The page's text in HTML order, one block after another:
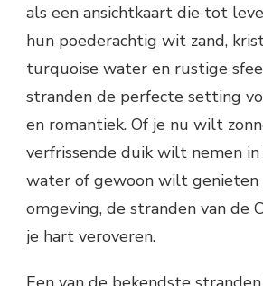
als een ansichtkaart die tot
hun poederachtig wit zand,
turquoise water en rustige
stranden de perfecte setting
en romantiek. Of je nu wilt
verfrissende duik wilt nemen
water of gewoon wilt genieten
omgeving, de stranden van de
je hart veroveren.